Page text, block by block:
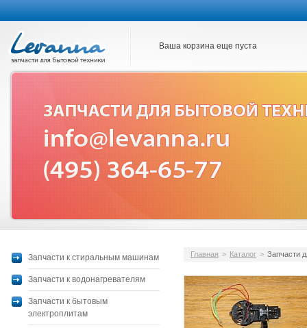
Ваша корзина еще пуста
Запчасти к стиральным машинам
Запчасти к водонагревателям
Запчасти к бытовым
электроплитам
Главная > Каталог > Запчасти